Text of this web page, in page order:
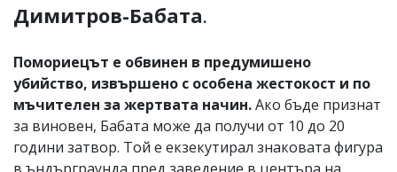
Димитров-Бабата.
Помориецът е обвинен в предумишено
убийство, извършено с особена жестокост и по
мъчителен за жертвата начин.Ако бъде признат
за виновен, Бабата може да получи от 10 до 20
години затвор. Той е екзекутирал знаковата фигура
в ъндърграунда пред заведение в центъра на